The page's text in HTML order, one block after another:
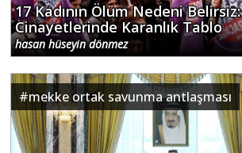
17 Kadının Ölüm Nedeni
Cinayetlerinde Karanlık Tablo
hasan hüseyin dönmez
#mekke ortak savunma antlaşması